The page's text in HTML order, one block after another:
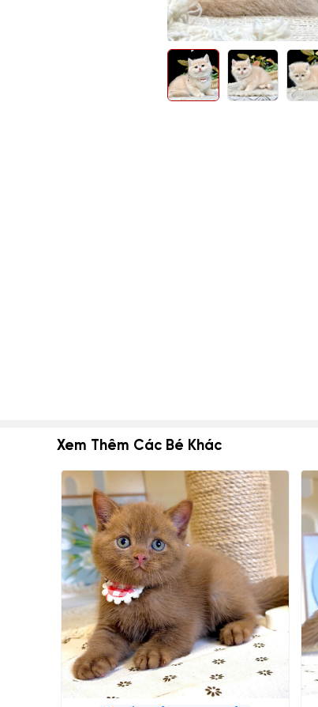
Xem Thêm Các Bé Khác